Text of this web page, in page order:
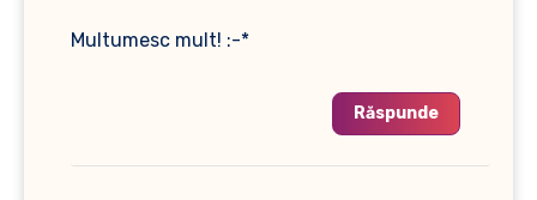
Multumesc mult! :-*
Răspunde